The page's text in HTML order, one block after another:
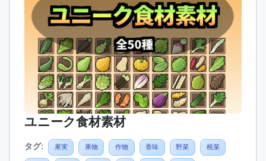
ユニーク食材素材
タグ: 果実 果物 作物 香味 野菜 根菜